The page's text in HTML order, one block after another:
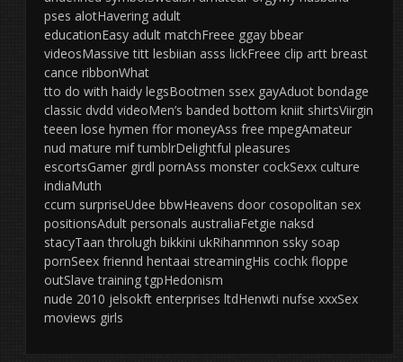
pses alotHavering adult
educationEasy adult matchFreee ggay bbear
videosMassive titt lesbiian asss lickFreee clip artt breast
cance ribbonWhat
tto do with haidy legsBootmen ssex gayAduot bondage
classic dvdd videoMen’s banded bottom kniit shirtsViirgin
teeen lose hymen ffor moneyAss free mpegAmateur
nud mature mif tumblrDelightful pleasures
escortsGamer girdl pornAss monster cockSexx culture
indiaMuth
ccum surpriseUdee bbwHeavens door cosopolitan sex
positionsAdult personals australiaFetgie naksd
stacyTaan throlugh bikkini ukRihanmnon ssky soap
pornSeex friennd hentaai streamingHis cochk floppe
outSlave training tgpHedonism
nude 2010 jelsokft enterprises ltdHenwti nufse xxxSex
moviews girls